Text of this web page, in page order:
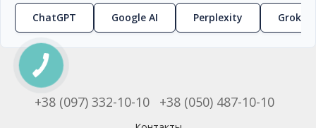
ChatGPT Google AI Perplexity Grok
+38 (097) 332-10-10 +38 (050) 487-10-10